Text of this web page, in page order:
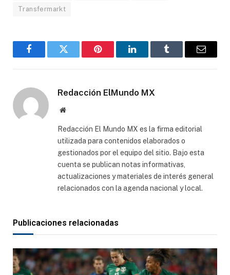
Transfermarkt
FacebookGorjeo Pinterest LinkedInTumblr
Correo
Redacción ElMundo MX
Sitio
Redacción El Mundo MX es la firma editorial
utilizada para contenidos elaborados o
gestionados por el equipo del sitio. Bajo esta
cuenta se publican notas informativas,
actualizaciones y materiales de interés general
relacionados con la agenda nacional y local.
Publicaciones relacionadas